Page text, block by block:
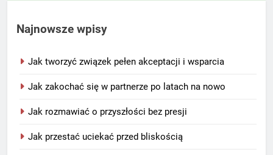
Najnowsze wpisy
Jak tworzyć związek pełen akceptacji i wsparcia
Jak zakochać się w partnerze po latach na nowo
Jak rozmawiać o przyszłości bez presji
Jak przestać uciekać przed bliskością